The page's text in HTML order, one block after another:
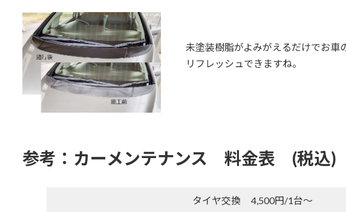
未塗装樹脂がよみがえるだけでお車
リフレッシュできますね。
参考：カーメンテナンス 料金表 (税込)
タイヤ交換 4,500円/1台～